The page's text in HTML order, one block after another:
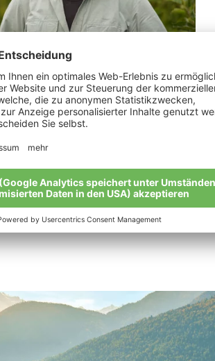
Erhart
spricht zu uns und wir müssen ihr
Bio-Bauern im Überblick